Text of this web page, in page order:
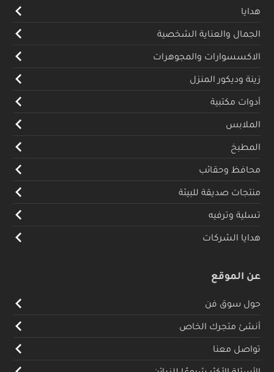
هدايا
الجمال والعناية الشخصية
الاكسسوارات والمجوهرات
زينة وديكور المنزل
أدوات مكتبية
الملابس
المطبخ
محافظ وحقائب
منتجات صديقة للبيئة
تسلية وترفيه
هدايا الشركات
عن الموقع
حول سوق فن
أنشئ متجرك الخاص
تواصل معنا